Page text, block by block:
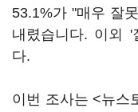
53.1%가 "매우 잘
내렸습니다. 이외 '
다.
이번 조사는 <뉴스